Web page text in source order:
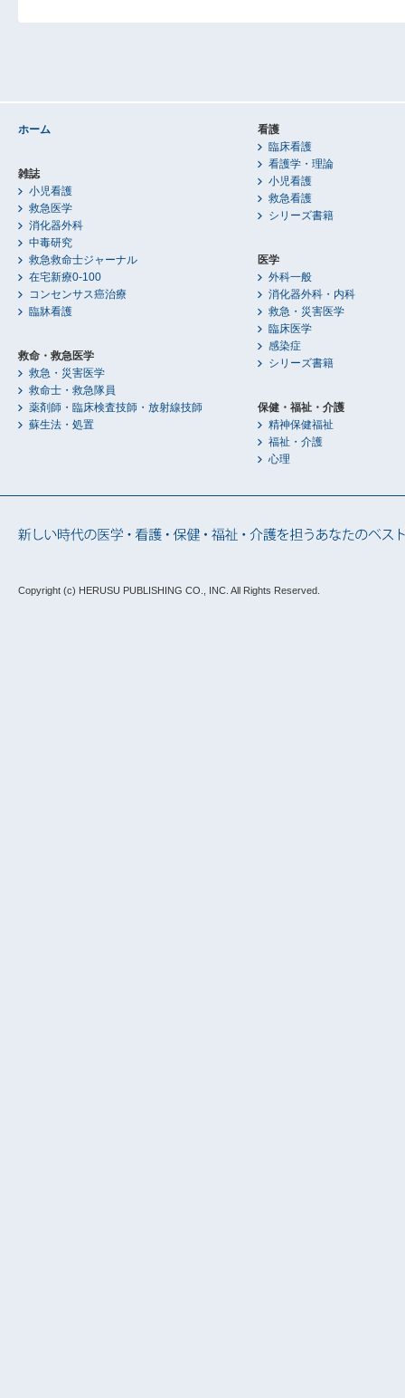
ホーム
雑誌
小児看護
救急医学
消化器外科
中毒研究
救急救命士ジャーナル
在宅新療0-100
コンセンサス癌治療
臨牀看護
救命・救急医学
救急・災害医学
救命士・救急隊員
薬剤師・臨床検査技師・放射線技師
蘇生法・処置
看護
臨床看護
看護学・理論
小児看護
救急看護
シリーズ書籍
医学
外科一般
消化器外科・内科
救急・災害医学
臨床医学
感染症
シリーズ書籍
保健・福祉・介護
精神保健福祉
福祉・介護
心理
Copyright (c) HERUSU PUBLISHING CO., INC. All Rights Reserved.